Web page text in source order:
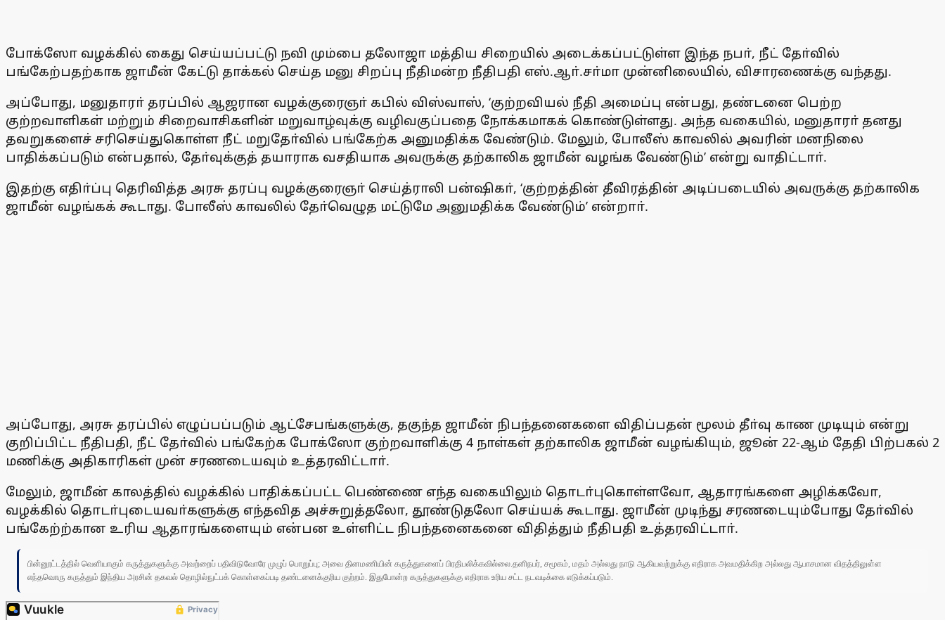
போக்ஸோ வழக்கில் கைது செய்யப்பட்டு நவி மும்பை தலோஜா மத்திய சிறையில் அடைக்கப்பட்டுள்ள இந்த நபா், நீட் தோ்வில்
பங்கேற்பதற்காக ஜாமீன் கேட்டு தாக்கல் செய்த மனு சிறப்பு நீதிமன்ற நீதிபதி எஸ்.ஆா்.சா்மா முன்னிலையில், விசாரணைக்கு வந்தது.
அப்போது, மனுதாரா் தரப்பில் ஆஜரான வழக்குரைஞா் கபில் விஸ்வாஸ், ‘குற்றவியல் நீதி அமைப்பு என்பது, தண்டனை பெற்ற
குற்றவாளிகள் மற்றும் சிறைவாசிகளின் மறுவாழ்வுக்கு வழிவகுப்பதை நோக்கமாகக் கொண்டுள்ளது. அந்த வகையில், மனுதாரா் தனது
தவறுகளைச் சரிசெய்துகொள்ள நீட் மறுதோ்வில் பங்கேற்க அனுமதிக்க வேண்டும். மேலும், போலீஸ் காவலில் அவரின் மனநிலை
பாதிக்கப்படும் என்பதால், தோ்வுக்குத் தயாராக வசதியாக அவருக்கு தற்காலிக ஜாமீன் வழங்க வேண்டும்’ என்று வாதிட்டாா்.
இதற்கு எதிா்ப்பு தெரிவித்த அரசு தரப்பு வழக்குரைஞா் செய்த்ராலி பன்ஷிகா், ‘குற்றத்தின் தீவிரத்தின் அடிப்படையில் அவருக்கு தற்காலிக
ஜாமீன் வழங்கக் கூடாது. போலீஸ் காவலில் தோ்வெழுத மட்டுமே அனுமதிக்க வேண்டும்’ என்றாா்.
அப்போது, அரசு தரப்பில் எழுப்பப்படும் ஆட்சேபங்களுக்கு, தகுந்த ஜாமீன் நிபந்தனைகளை விதிப்பதன் மூலம் தீா்வு காண முடியும் என்று
குறிப்பிட்ட நீதிபதி, நீட் தோ்வில் பங்கேற்க போக்ஸோ குற்றவாளிக்கு 4 நாள்கள் தற்காலிக ஜாமீன் வழங்கியும், ஜூன் 22-ஆம் தேதி பிற்பகல் 2
மணிக்கு அதிகாரிகள் முன் சரணடையவும் உத்தரவிட்டாா்.
மேலும், ஜாமீன் காலத்தில் வழக்கில் பாதிக்கப்பட்ட பெண்ணை எந்த வகையிலும் தொடா்புகொள்ளவோ, ஆதாரங்களை அழிக்கவோ,
வழக்கில் தொடா்புடையவா்களுக்கு எந்தவித அச்சுறுத்தலோ, தூண்டுதலோ செய்யக் கூடாது. ஜாமீன் முடிந்து சரணடையும்போது தோ்வில்
பங்கேற்ற்கான உரிய ஆதாரங்களையும் என்பன உள்ளிட்ட நிபந்தனைகனை விதித்தும் நீதிபதி உத்தரவிட்டாா்.
பின்னூட்டத்தில் வெளியாகும் கருத்துகளுக்கு அவற்றைப் பதிவிடுவோரே முழுப் பொறுப்பு; அவை தினமணியின் கருத்துகளைப் பிரதிபலிக்கவில்லை.தனிநபர், சமூகம், மதம் அல்லது நாடு ஆகியவற்றுக்கு எதிராக அவமதிக்கிற அல்லது ஆபாசமான விதத்திலுள்ள
எந்தவொரு கருத்தும் இந்திய அரசின் தகவல் தொழில்நுட்பக் கொள்கைப்படி தண்டனைக்குரிய குற்றம். இதுபோன்ற கருத்துகளுக்கு எதிராக உரிய சட்ட நடவடிக்கை எடுக்கப்படும்.